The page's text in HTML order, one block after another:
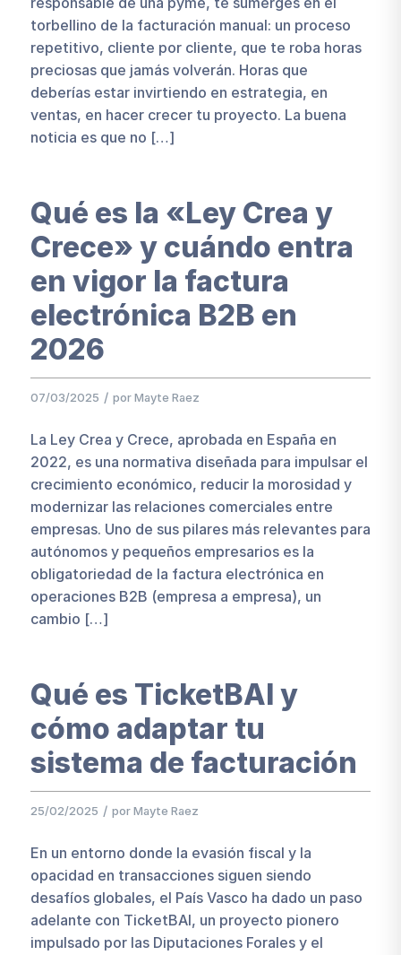
torbellino de la facturación manual: un proceso
repetitivo, cliente por cliente, que te roba horas
preciosas que jamás volverán. Horas que
deberías estar invirtiendo en estrategia, en
ventas, en hacer crecer tu proyecto. La buena
noticia es que no […]
Qué es la «Ley Crea y
Crece» y cuándo entra
en vigor la factura
electrónica B2B en
2026
07/03/2025 / porMayte Raez
La Ley Crea y Crece, aprobada en España en
2022, es una normativa diseñada para impulsar el
crecimiento económico, reducir la morosidad y
modernizar las relaciones comerciales entre
empresas. Uno de sus pilares más relevantes para
autónomos y pequeños empresarios es la
obligatoriedad de la factura electrónica en
operaciones B2B (empresa a empresa), un
cambio […]
Qué es TicketBAI y
cómo adaptar tu
sistema de facturación
25/02/2025 / porMayte Raez
En un entorno donde la evasión fiscal y la
opacidad en transacciones siguen siendo
desafíos globales, el País Vasco ha dado un paso
adelante con TicketBAI, un proyecto pionero
impulsado por las Diputaciones Forales y el